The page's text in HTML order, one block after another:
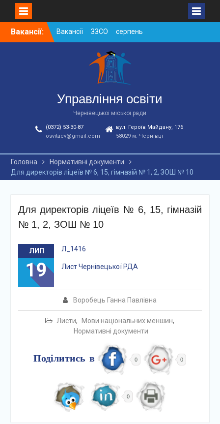
SkipВакансії:
Вакансії ЗЗСО серпень
2026
Вакансії ЗЗСО червень
Вакансії у ЗДО та
дошкільних підрозділах
ЗЗСО станом на
01.08.2026 р.
Управління освіти
Чернівецької міської ради
(0372) 53-30-87
osvitacv@gmail.com
вул. Героїв Майдану, 176
58029 м. Чернівці
Головна
Нормативні документи
Для директорів ліцеїв № 6, 15, гімназій № 1, 2, ЗОШ № 10
Для директорів ліцеїв № 6, 15, гімназій
№ 1, 2, ЗОШ № 10
ЛИП
19
Воробець Ганна Павлівна
Листи, Мови національних меншин,
Нормативні документи
Л_1416
Лист Чернівецької РДА
Поділитись в 0 0
0